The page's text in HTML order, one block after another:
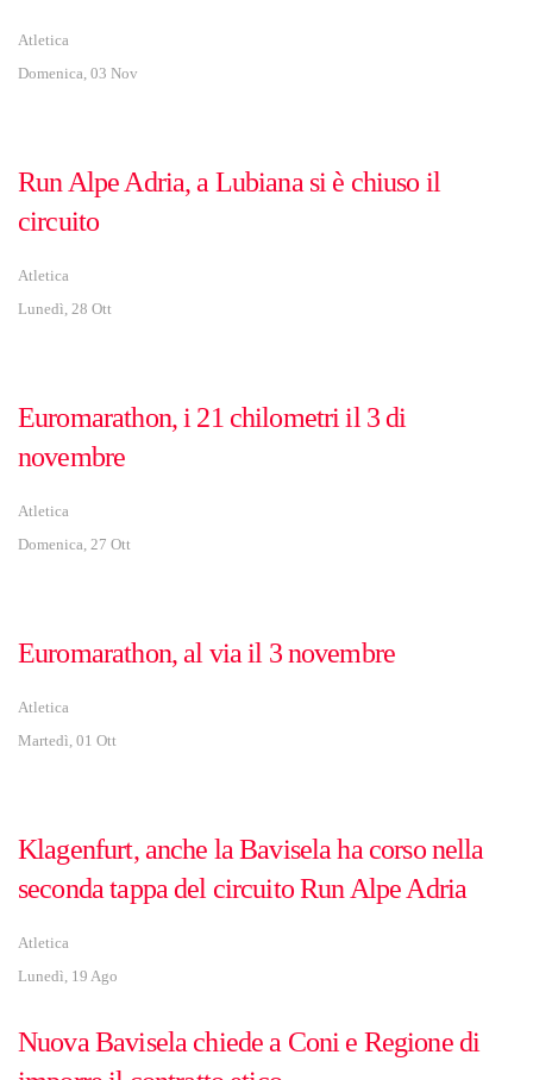
Atletica
Domenica, 03 Nov
Run Alpe Adria, a Lubiana si è chiuso il
circuito
Atletica
Lunedì, 28 Ott
Euromarathon, i 21 chilometri il 3 di
novembre
Atletica
Domenica, 27 Ott
Euromarathon, al via il 3 novembre
Atletica
Martedì, 01 Ott
Klagenfurt, anche la Bavisela ha corso nella
seconda tappa del circuito Run Alpe Adria
Atletica
Lunedì, 19 Ago
Nuova Bavisela chiede a Coni e Regione di